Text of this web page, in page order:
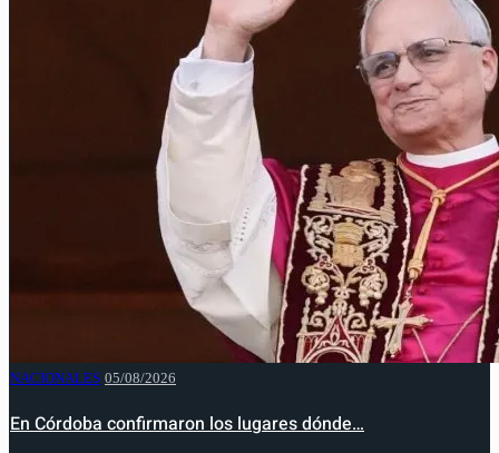
NACIONALES 05/08/2026
En Córdoba confirmaron los lugares dónde…